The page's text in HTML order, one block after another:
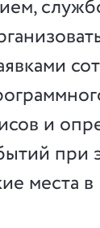
и
при
места